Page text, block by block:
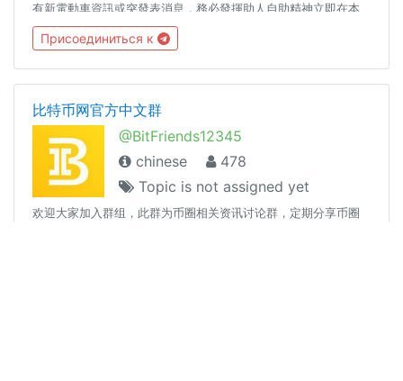
有新電動車資訊或突發表消息，務必發揮助人自助精神立即在本
平台上滙報。另請閣下在用戶名中加入你的中/英文名以便其他谷
友溝通，謝謝！本平台不接受任何商業推廣及買賣，更不接受任
何色情或淫褻資訊以及厹切勿搔擾女谷友，如有發現，將即時移
本谷管理員同意方可進行，否則一律刪除處理。管理團隊有最終
決定權！谷規 #rule 電動車資訊 @hkevi
Присоединиться к
比特币网官方中文群
@BitFriends12345
chinese
478
Topic is not assigned yet
欢迎大家加入群组，此群为币圈相关资讯讨论群，定期分享币圈